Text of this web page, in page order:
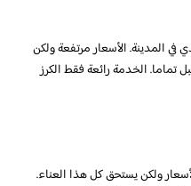
المدينة. الأسعار مرتفعة ولكن
تماما. الخدمة رائعة فقط الكرز
ولكن يستحق كل هذا العناء.